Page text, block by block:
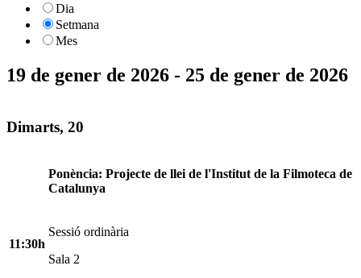
Dia
Setmana
Mes
19 de gener de 2026 - 25 de gener de 2026
Dimarts, 20
11:30h
Ponència: Projecte de llei de l'Institut de la Filmoteca de
Catalunya
Sessió ordinària
Sala 2